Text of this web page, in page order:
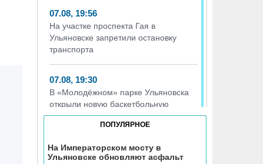
07.08, 19:56
На участке проспекта Гая в
Ульяновске запретили остановку
транспорта
07.08, 19:30
В «Молодёжном» парке Ульяновска
открыли новую баскетбольную
площадку
07.08, 18:43
В Ульяновском районе
ПОПУЛЯРНОЕ
На Императорском мосту в
Ульяновске обновляют асфальт